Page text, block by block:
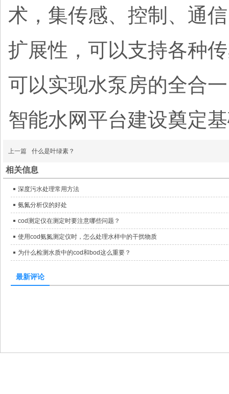
术，集传感、控制、通
扩展性，可以支持各种
可以实现水泵房的全合
智能水网平台建设奠定
上一篇 什么是叶绿素？
相关信息
深度污水处理常用方法
氨氮分析仪的好处
cod测定仪在测定时要注意哪些问题？
使用cod氨氮测定仪时，怎么处理水样中的干扰物质
为什么检测水质中的cod和bod这么重要？
最新评论